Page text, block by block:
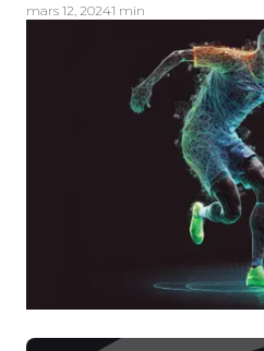
mars 12, 20241 min